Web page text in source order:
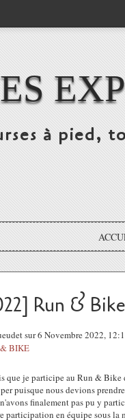
à pied,
Run &
sur 6 Novembre 2022,
BIKE
que je participe au Run &
puisque nous devions
finalement pas pu y
participation en équipe sous